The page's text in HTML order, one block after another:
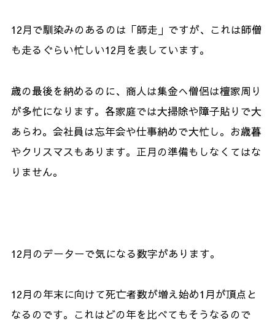
12月で馴染みのあるのは「師走」ですが、これは師僧
も走るぐらい忙しい12月を表しています。
歳の最後を納めるのに、商人は集金へ僧侶は檀家周り
が多忙になります。各家庭では大掃除や障子貼りで大
あらわ。会社員は忘年会や仕事納めで大忙し。お歳暮
やクリスマスもあります。正月の準備もしなくてはな
りません。
12月のデーターで気になる数字があります。
12月の年末に向けて死亡者数が増え始め1月が頂点と
なるのです。これはどの年を比べてもそうなるので